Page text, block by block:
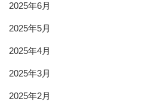
2025年6月
2025年5月
2025年4月
2025年3月
2025年2月